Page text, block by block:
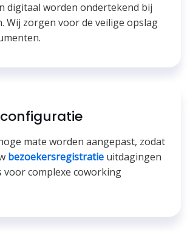
digitaal worden ondertekend bij
Wij zorgen voor de veilige opslag
configuratie
mate worden aangepast, zodat
bezoekersregistratie uitdagingen
voor complexe coworking